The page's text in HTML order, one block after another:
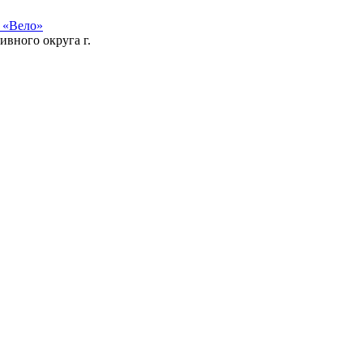
округа г.